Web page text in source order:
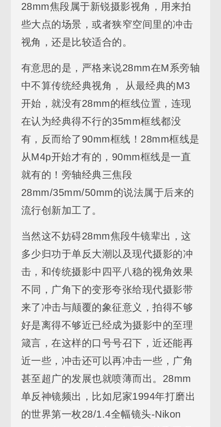
28mm焦段属于新锐摄影视角，用来拍
些大点的场景，或者狭窄空间里的冲击
视角，还是比较适合的。
有意思的是，严格来说28mm在M系旁轴
中不算传统经典视角， 从最经典的M3
开始，就没有28mm的框线位置，连现
在认为经典得不行的35mm框线都没
有，反而给了90mm框线！28mm框线是
从M4p开始才有的，90mm框线是一直
就有的！旁轴经典三焦段
28mm/35mm/50mm的说法属于后来的
流行创新加工了。
当然这不妨碍28mm焦段牛镜辈出，这
多少归功于单反大潮以及现代摄影的冲
击，和传统摄影中四平八稳的视角效果
不同，广角下的变形夸张给现代摄影带
来了冲击与颠覆的象征意义，拍得不够
好是离得不够近已经成为摄影中的至理
箴言，在这样的口号号召下，近还能再
近一些，冲击还可以再冲击一些，广角
甚至超广的发展也就喷薄而出。28mm
单反神镜频出，比如尼家1994年打磨出
的世界第一枚28/1.4全幅镜头-Nikon